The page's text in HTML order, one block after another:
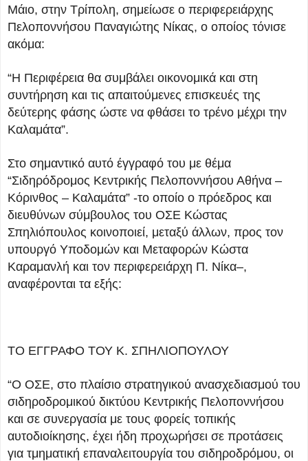
Μάιο, στην Τρίπολη, σημείωσε ο περιφερειάρχης
Πελοποννήσου Παναγιώτης Νίκας, ο οποίος τόνισε
ακόμα:
“Η Περιφέρεια θα συμβάλει οικονομικά και στη
συντήρηση και τις απαιτούμενες επισκευές της
δεύτερης φάσης ώστε να φθάσει το τρένο μέχρι την
Καλαμάτα”.
Στο σημαντικό αυτό έγγραφό του με θέμα
“Σιδηρόδρομος Κεντρικής Πελοποννήσου Αθήνα –
Κόρινθος – Καλαμάτα” -το οποίο ο πρόεδρος και
διευθύνων σύμβουλος του ΟΣΕ Κώστας
Σπηλιόπουλος κοινοποιεί, μεταξύ άλλων, προς τον
υπουργό Υποδομών και Μεταφορών Κώστα
Καραμανλή και τον περιφερειάρχη Π. Νίκα–,
αναφέρονται τα εξής:
ΤΟ ΕΓΓΡΑΦΟ ΤΟΥ Κ. ΣΠΗΛΙΟΠΟΥΛΟΥ
“Ο ΟΣΕ, στο πλαίσιο στρατηγικού ανασχεδιασμού του
σιδηροδρομικού δικτύου Κεντρικής Πελοποννήσου
και σε συνεργασία με τους φορείς τοπικής
αυτοδιοίκησης, έχει ήδη προχωρήσει σε προτάσεις
για τμηματική επαναλειτουργία του σιδηροδρόμου, οι